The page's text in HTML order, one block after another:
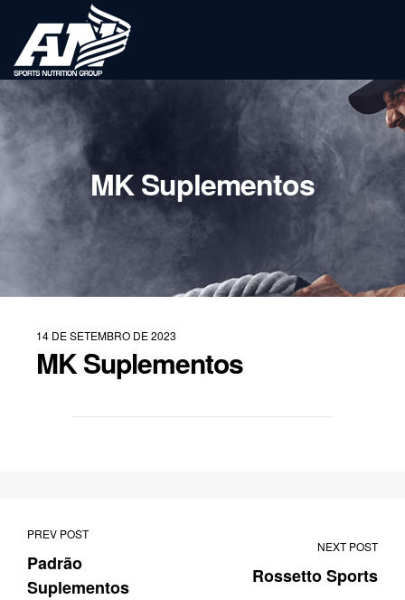
MK Suplementos
14 DE SETEMBRO DE 2023
MK Suplementos
PREV POST
Padrão
Suplementos
NEXT POST
Rossetto Sports